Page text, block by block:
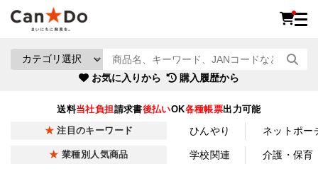
お気に入りから 購入履歴から
送料当社負担請求書後払いOK各種帳票出力可能
注目のキーワード ひんやり ネットポー
業種別人気商品 学校関連 介護・保育